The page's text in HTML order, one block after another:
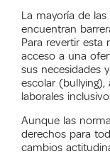
La mayoría de
encuentran
Para revertir esta
acceso a una
sus necesidades
escolar
laborales
Aunque las
derechos para
cambios